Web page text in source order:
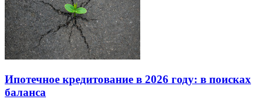
Ипотечное кредитование в 2026 году: в поисках
баланса